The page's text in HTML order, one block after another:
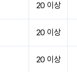
20 이상
20 이상
20 이상